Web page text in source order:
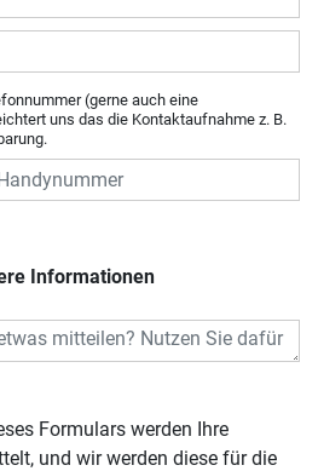
(gerne auch eine
uns das die Kontaktaufnahme z. B.
Informationen
und wir werden diese für die